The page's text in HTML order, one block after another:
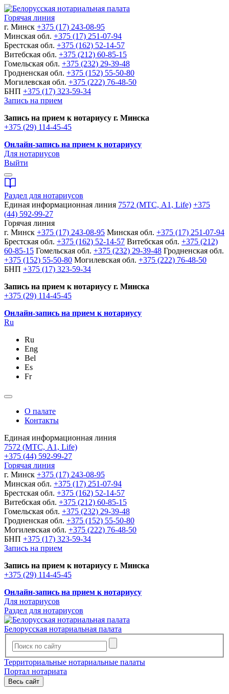
Горячая линия
г. Минск +375 (17) 243-08-95
Минская обл. +375 (17) 251-07-94
Брестская обл. +375 (162) 52-14-57
Витебская обл. +375 (212) 60-85-15
Гомельская обл. +375 (232) 29-39-48
Гродненская обл. +375 (152) 55-50-80
Могилевская обл. +375 (222) 76-48-50
БНП +375 (17) 323-59-34
Запись на прием
Запись на прием к нотариусу г. Минска
+375 (29) 114-45-45
Онлайн-запись на прием к нотариусу
Для нотариусов
Выйти
Раздел для нотариусов
Единая информационная линия 7572 (МТС, A1, Life) +375
(44) 592-99-27
Горячая линия
г. Минск +375 (17) 243-08-95 Минская обл. +375 (17) 251-07-94
Брестская обл. +375 (162) 52-14-57 Витебская обл. +375 (212)
60-85-15 Гомельская обл. +375 (232) 29-39-48 Гродненская обл.
+375 (152) 55-50-80 Могилевская обл. +375 (222) 76-48-50
БНП +375 (17) 323-59-34
Запись на прием к нотариусу г. Минска
+375 (29) 114-45-45
Онлайн-запись на прием к нотариусу
Ru
Ru
Eng
Bel
Es
Fr
О палате
Контакты
Единая информационная линия
7572 (МТС, A1, Life)
+375 (44) 592-99-27
Горячая линия
г. Минск +375 (17) 243-08-95
Минская обл. +375 (17) 251-07-94
Брестская обл. +375 (162) 52-14-57
Витебская обл. +375 (212) 60-85-15
Гомельская обл. +375 (232) 29-39-48
Гродненская обл. +375 (152) 55-50-80
Могилевская обл. +375 (222) 76-48-50
БНП +375 (17) 323-59-34
Запись на прием
Запись на прием к нотариусу г. Минска
+375 (29) 114-45-45
Онлайн-запись на прием к нотариусу
Для нотариусов
Раздел для нотариусов
Белорусская нотариальная палата
Территориальные нотариальные палаты
Портал нотариата
Весь сайт